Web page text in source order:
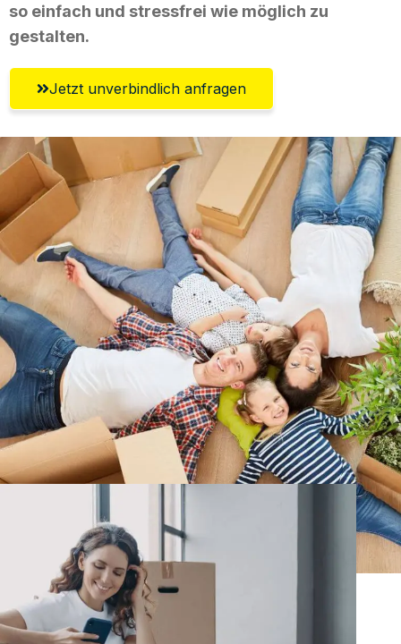
so einfach und stressfrei wie möglich zu
gestalten.
Jetzt unverbindlich anfragen